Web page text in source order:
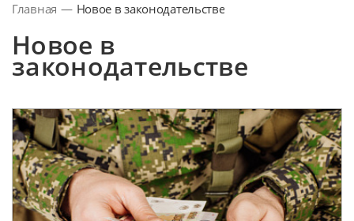
Главная — Новое в законодательстве
Новое в
законодательстве